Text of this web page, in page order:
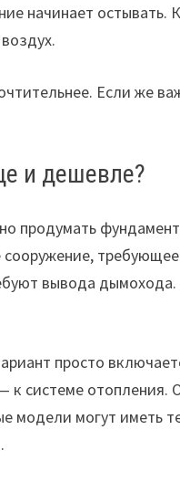
начинает остывать.
Если же
и дешевле?
продумать
вывода
просто
системе отопления.
модели могут иметь